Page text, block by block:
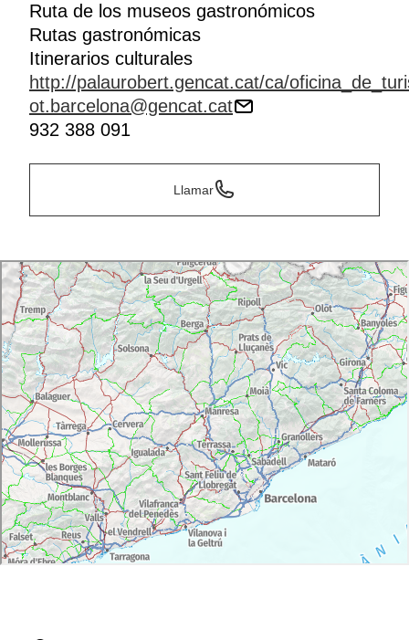
Museo de la Pesca:Único en el Mediterráneo,
presenta el pasado, el presente y el futuro de la pesca
a través de su exposición permanente y de un
conjunto de actividades vinculadas al hecho marítimo
de la Costa Brava.
Ruta de los museos gastronómicos
Rutas gastronómicas
Itinerarios culturales
http://palaurobert.gencat.cat/ca/
ot.barcelona@gencat.cat
932 388 091
Llamar